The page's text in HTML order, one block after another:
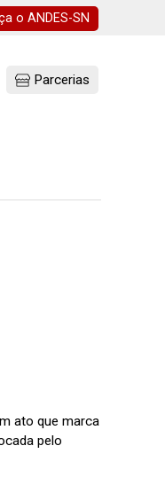
o ANDES-SN
Parcerias
ato que marca
pelo